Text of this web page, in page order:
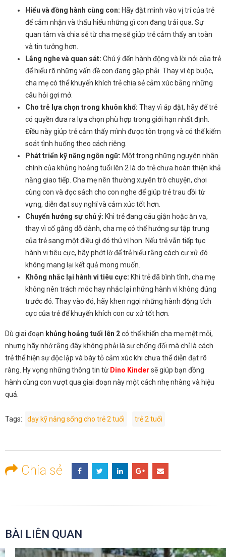
Hiểu và đồng hành cùng con: Hãy đặt mình vào vị trí của trẻ
để cảm nhận và thấu hiểu những gì con đang trải qua. Sự
quan tâm và chia sẻ từ cha mẹ sẽ giúp trẻ cảm thấy an toàn
và tin tưởng hơn.
Lắng nghe và quan sát: Chú ý đến hành động và lời nói của trẻ
để hiểu rõ những vấn đề con đang gặp phải. Thay vì ép buộc,
cha mẹ có thể khuyến khích trẻ chia sẻ cảm xúc bằng những
câu hỏi gợi mở.
Cho trẻ lựa chọn trong khuôn khổ: Thay vì áp đặt, hãy để trẻ
có quyền đưa ra lựa chọn phù hợp trong giới hạn nhất định.
Điều này giúp trẻ cảm thấy mình được tôn trọng và có thể kiểm
soát tình huống theo cách riêng.
Phát triển kỹ năng ngôn ngữ: Một trong những nguyên nhân
chính của khủng hoảng tuổi lên 2 là do trẻ chưa hoàn thiện khả
năng giao tiếp. Cha mẹ nên thường xuyên trò chuyện, chơi
cùng con và đọc sách cho con nghe để giúp trẻ trau dồi từ
vựng, diễn đạt suy nghĩ và cảm xúc tốt hơn.
Chuyển hướng sự chú ý: Khi trẻ đang cáu giận hoặc ăn vạ,
thay vì cố gắng dỗ dành, cha mẹ có thể hướng sự tập trung
của trẻ sang một điều gì đó thú vị hơn. Nếu trẻ vẫn tiếp tục
hành vi tiêu cực, hãy phớt lờ để trẻ hiểu rằng cách cư xử đó
không mang lại kết quả mong muốn.
Không nhắc lại hành vi tiêu cực: Khi trẻ đã bình tĩnh, cha mẹ
không nên trách móc hay nhắc lại những hành vi không đúng
trước đó. Thay vào đó, hãy khen ngợi những hành động tích
cực của trẻ để khuyến khích con cư xử tốt hơn.
Dù giai đoạn khủng hoảng tuổi lên 2có thể khiến cha mẹ mệt mỏi,
nhưng hãy nhớ rằng đây không phải là sự chống đối mà chỉ là cách
trẻ thể hiện sự độc lập và bày tỏ cảm xúc khi chưa thể diễn đạt rõ
ràng. Hy vọng những thông tin từ Dino Kinder sẽ giúp bạn đồng
hành cùng con vượt qua giai đoạn này một cách nhẹ nhàng và hiệu
quả.
Tags: dạy kỹ năng sống cho trẻ 2 tuổi trẻ 2 tuổi
Chia sẻ
BÀI LIÊN QUAN